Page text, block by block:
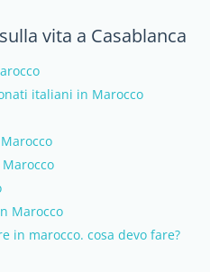
vita a Casablanca
italiani in Marocco
Marocco
in marocco. cosa devo fare?